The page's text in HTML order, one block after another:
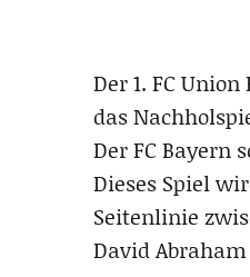
Der 1. FC
das
Der FC Bayern
Dieses Spiel
Seitenlinie
David